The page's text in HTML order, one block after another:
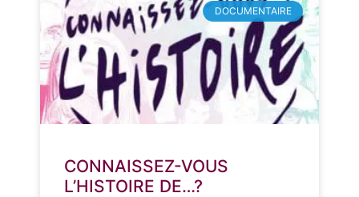
DOCUMENTAIRE
CONNAISSEZ-VOUS
L’HISTOIRE DE…?